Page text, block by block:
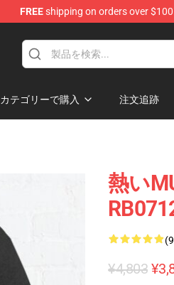
FREEshipping on orders over $100
カテゴリーで購入 注文追跡
熱い
¥4,803